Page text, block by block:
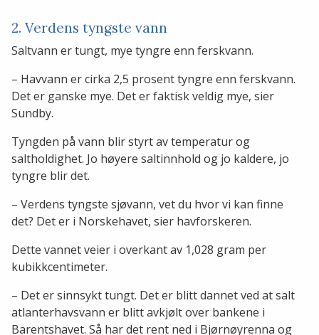
2. Verdens tyngste vann
Saltvann er tungt, mye tyngre enn ferskvann.
– Havvann er cirka 2,5 prosent tyngre enn ferskvann.
Det er ganske mye. Det er faktisk veldig mye, sier
Sundby.
Tyngden på vann blir styrt av temperatur og
saltholdighet. Jo høyere saltinnhold og jo kaldere, jo
tyngre blir det.
– Verdens tyngste sjøvann, vet du hvor vi kan finne
det? Det er i Norskehavet, sier havforskeren.
Dette vannet veier i overkant av 1,028 gram per
kubikkcentimeter.
– Det er sinnsykt tungt. Det er blitt dannet ved at salt
atlanterhavsvann er blitt avkjølt over bankene i
Barentshavet. Så har det rent ned i Bjørnøyrenna og